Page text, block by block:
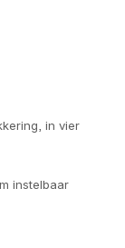
in vier
instelbaar